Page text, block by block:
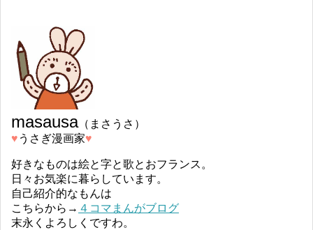
masausa（まさうさ）
♥︎ うさぎ漫画家♥︎
好きなものは絵と字と歌とおフランス。
日々お気楽に暮らしています。
自己紹介的なもんは
こちらから→ ４コマまんがブログ
末永くよろしくですわ。